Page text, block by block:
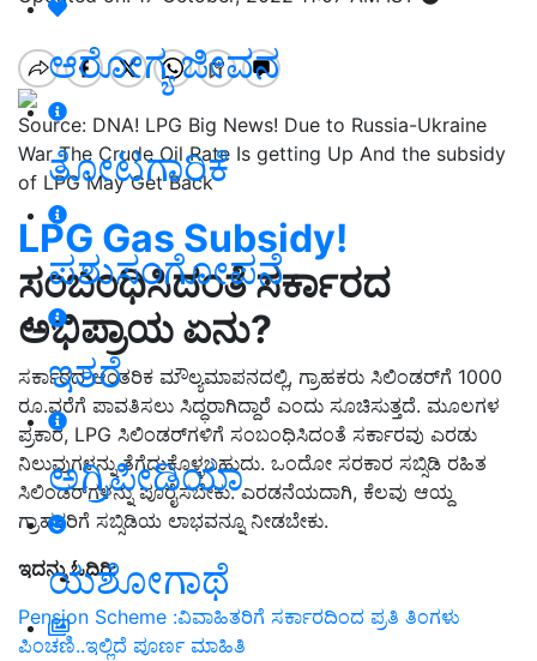
ಆರೋಗ್ಯ ಜೀವನ
ತೋಟಗಾರಿಕೆ
ಪಶುಸಂಗೋಪನೆ
ಇತರೆ
ಅಗ್ರಿಪೀಡಿಯಾ
ಯಶೋಗಾಥೆ
Source: DNA! LPG Big News! Due to Russia-Ukraine
War The Crude Oil Rate Is getting Up And the subsidy
of LPG May Get Back
LPG Gas Subsidy!
ಸಂಬಂಧಿಸಿದಂತೆ ಸರ್ಕಾರದ
ಅಭಿಪ್ರಾಯ ಏನು?
ಸರ್ಕಾರದ ಆಂತರಿಕ ಮೌಲ್ಯಮಾಪನದಲ್ಲಿ, ಗ್ರಾಹಕರು ಸಿಲಿಂಡರ್‌ಗೆ 1000
ರೂ.ವರೆಗೆ ಪಾವತಿಸಲು ಸಿದ್ಧರಾಗಿದ್ದಾರೆ ಎಂದು ಸೂಚಿಸುತ್ತದೆ. ಮೂಲಗಳ
ಪ್ರಕಾರ, LPG ಸಿಲಿಂಡರ್‌ಗಳಿಗೆ ಸಂಬಂಧಿಸಿದಂತೆ ಸರ್ಕಾರವು ಎರಡು
ನಿಲುವುಗಳನ್ನು ತೆಗೆದುಕೊಳ್ಳಬಹುದು. ಒಂದೋ ಸರಕಾರ ಸಬ್ಸಿಡಿ ರಹಿತ
ಸಿಲಿಂಡರ್‌ಗಳನ್ನು ಪೂರೈಸಬೇಕು. ಎರಡನೆಯದಾಗಿ, ಕೆಲವು ಆಯ್ದ
ಗ್ರಾಹಕರಿಗೆ ಸಬ್ಸಿಡಿಯ ಲಾಭವನ್ನೂ ನೀಡಬೇಕು.
ಇದನ್ನು ಓದಿರಿ:
Pension Scheme :ವಿವಾಹಿತರಿಗೆ ಸರ್ಕಾರದಿಂದ ಪ್ರತಿ ತಿಂಗಳು
ಪಿಂಚಣಿ..ಇಲ್ಲಿದೆ ಪೂರ್ಣ ಮಾಹಿತಿ